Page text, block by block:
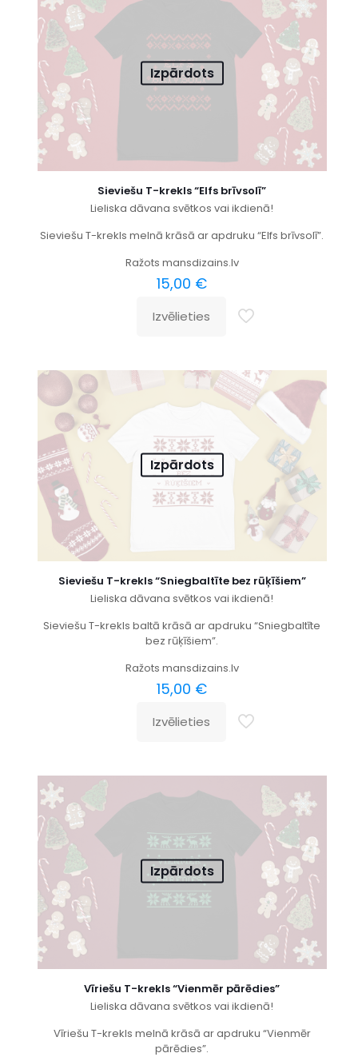
Izpārdots
Sieviešu T-krekls “Elfs brīvsolī”
Lieliska dāvana svētkos vai ikdienā!
Sieviešu T-krekls melnā krāsā ar apdruku “Elfs brīvsolī”.
Ražots mansdizains.lv
15,00 €
Izvēlieties
Izpārdots
Sieviešu T-krekls “Sniegbaltīte bez rūķīšiem”
Lieliska dāvana svētkos vai ikdienā!
Sieviešu T-krekls baltā krāsā ar apdruku “Sniegbaltīte
bez rūķīšiem”.
Ražots mansdizains.lv
15,00 €
Izvēlieties
Izpārdots
Vīriešu T-krekls “Vienmēr pārēdies”
Lieliska dāvana svētkos vai ikdienā!
Vīriešu T-krekls melnā krāsā ar apdruku “Vienmēr
pārēdies”.